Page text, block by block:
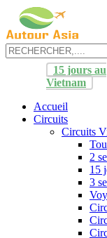
15 jours au
Vietnam
Accueil
Circuits
Circuits
2
15
3